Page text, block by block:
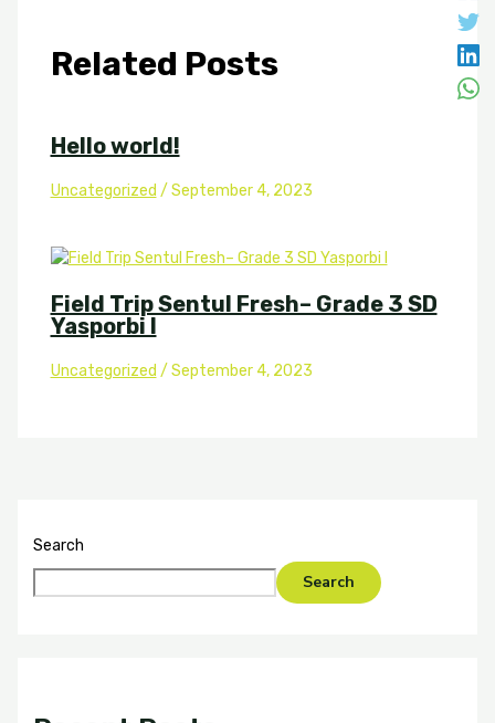
Related Posts
Hello world!
Uncategorized / September 4, 2023
Field Trip Sentul Fresh– Grade 3 SD
Yasporbi I
Uncategorized / September 4, 2023
Search
Search